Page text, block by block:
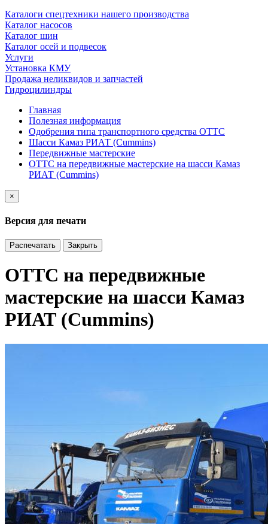
Каталоги спецтехники нашего производства
Каталог насосов
Каталог шин
Каталог осей и подвесок
Услуги
Установка КМУ
Продажа неликвидов и запчастей
Гидроцилиндры
Главная
Полезная информация
Одобрения типа транспортного средства ОТТС
Шасси Камаз РИАТ (Cummins)
Передвижные мастерские
ОТТС на передвижные мастерские на шасси Камаз
РИАТ (Cummins)
×
Версия для печати
Распечатать Закрыть
ОТТС на передвижные
мастерские на шасси Камаз
РИАТ (Cummins)